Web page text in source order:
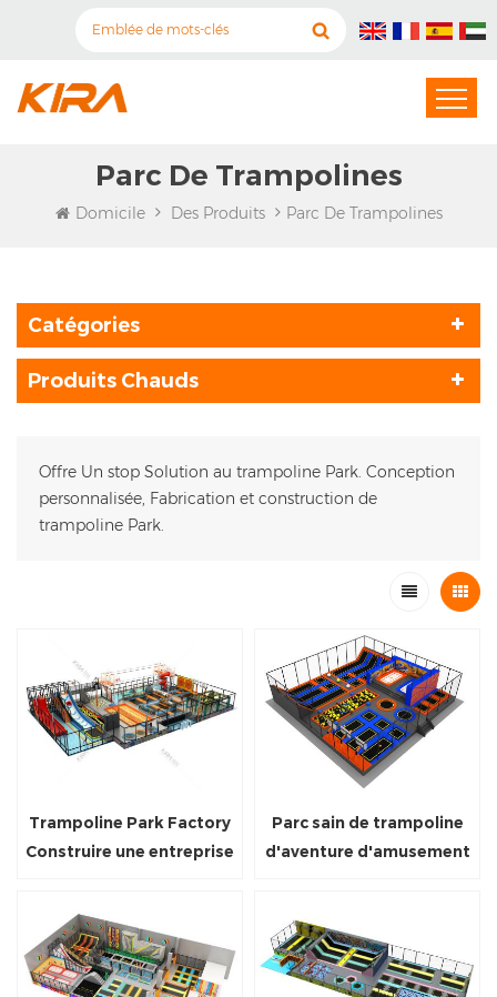
Parc De Trampolines
Domicile Des Produits Parc De Trampolines
Catégories
Produits Chauds
Offre Un stop Solution au trampoline Park. Conception
personnalisée, Fabrication et construction de
trampoline Park.
Trampoline Park Factory
Construire une entreprise
pour un centre commercial
Parc sain de trampoline
d'aventure d'amusement
de sécurité